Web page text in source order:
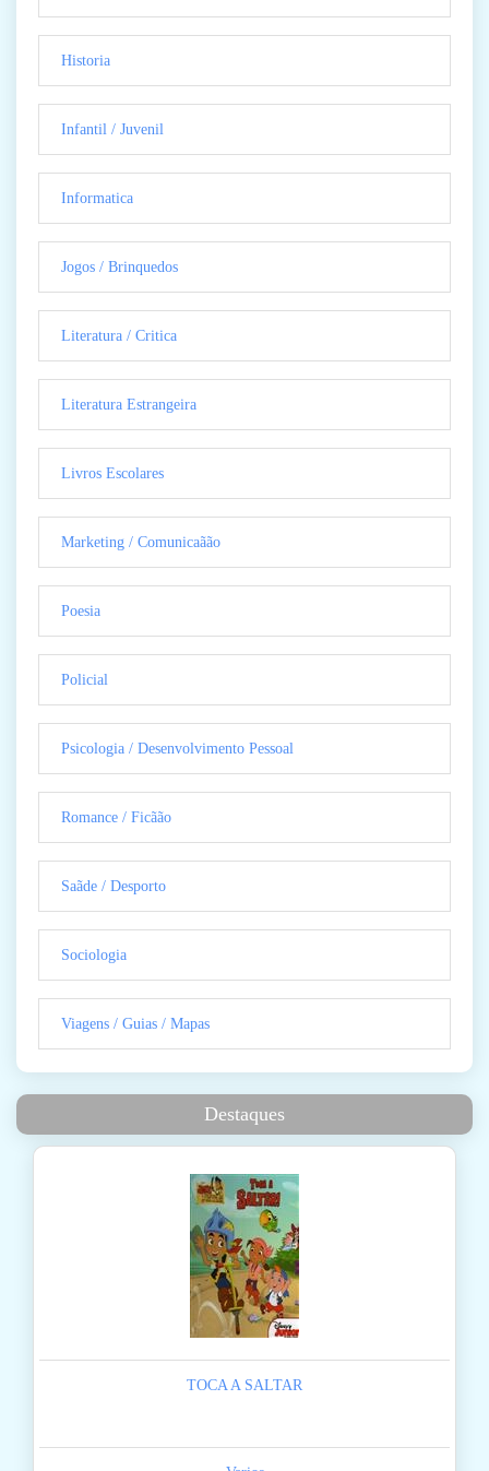
Historia
Infantil / Juvenil
Informatica
Jogos / Brinquedos
Literatura / Critica
Literatura Estrangeira
Livros Escolares
Marketing / Comunicaãão
Poesia
Policial
Psicologia / Desenvolvimento Pessoal
Romance / Ficãão
Saãde / Desporto
Sociologia
Viagens / Guias / Mapas
Destaques
TOCA A SALTAR